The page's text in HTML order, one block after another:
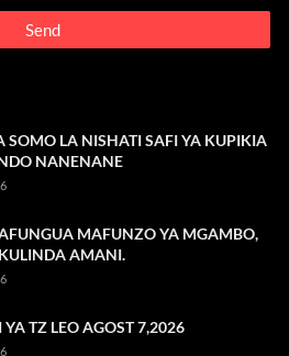
SOMO LA NISHATI SAFI YA KUPIKIA
NANENANE
MAFUNZO YA MGAMBO,
AMANI.
TZ LEO AGOST 7,2026